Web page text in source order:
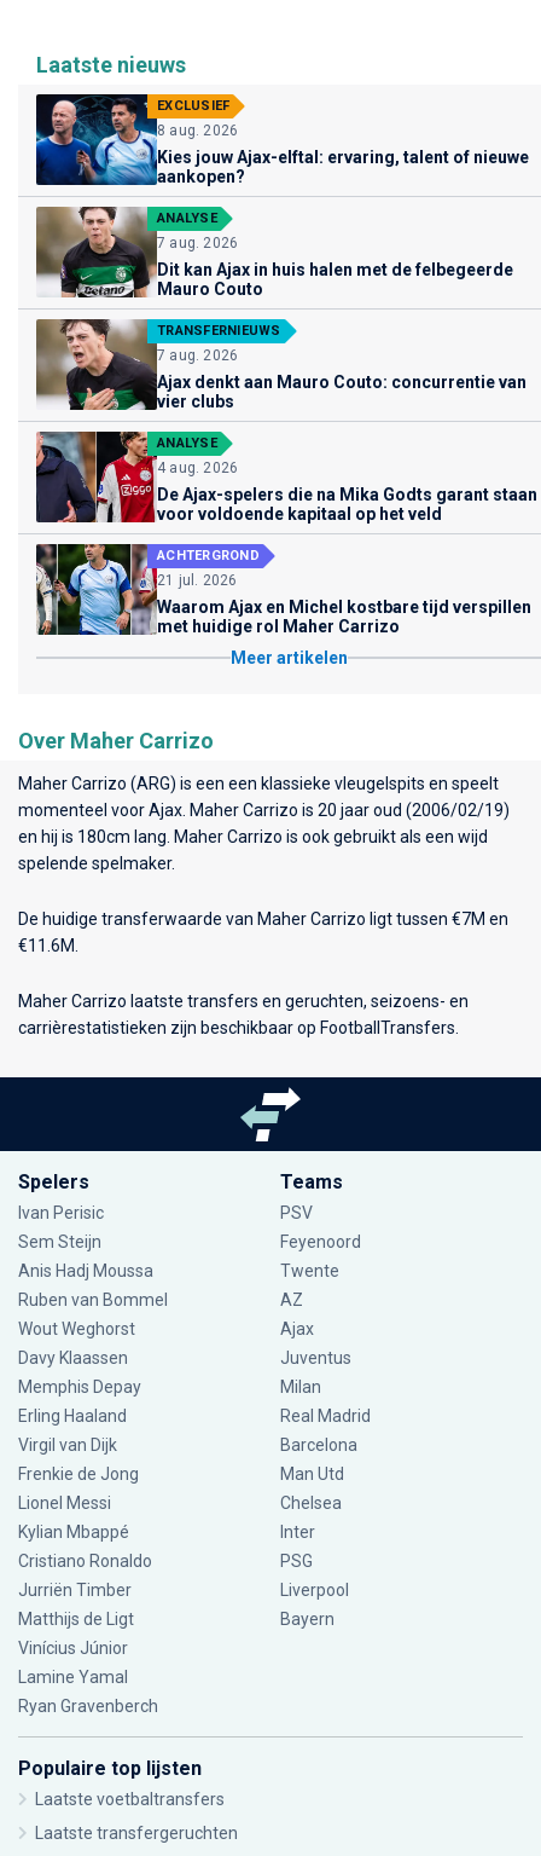
Laatste nieuws
EXCLUSIEF
8 aug. 2026
Kies jouw Ajax-elftal: ervaring, talent of nieuwe
aankopen?
ANALYSE
7 aug. 2026
Dit kan Ajax in huis halen met de felbegeerde
Mauro Couto
TRANSFERNIEUWS
7 aug. 2026
Ajax denkt aan Mauro Couto: concurrentie van
vier clubs
ANALYSE
4 aug. 2026
De Ajax-spelers die na Mika Godts garant staan
voor voldoende kapitaal op het veld
ACHTERGROND
21 jul. 2026
Waarom Ajax en Michel kostbare tijd verspillen
met huidige rol Maher Carrizo
Meer artikelen
Over Maher Carrizo
Maher Carrizo (ARG) is een een klassieke vleugelspits en speelt
momenteel voorAjax . Maher Carrizo is 20 jaar oud (2006/02/19)
en hij is 180cm lang. Maher Carrizo is ook gebruikt als een wijd
spelende spelmaker.
De huidige transferwaarde van Maher Carrizo ligt tussen €7M en
€11.6M.
Maher Carrizo laatste transfers en geruchten, seizoens- en
carrièrestatistieken zijn beschikbaar op FootballTransfers.
Spelers
Ivan Perisic
Sem Steijn
Anis Hadj Moussa
Ruben van Bommel
Wout Weghorst
Davy Klaassen
Memphis Depay
Erling Haaland
Virgil van Dijk
Frenkie de Jong
Lionel Messi
Kylian Mbappé
Cristiano Ronaldo
Jurriën Timber
Matthijs de Ligt
Vinícius Júnior
Lamine Yamal
Ryan Gravenberch
Teams
PSV
Feyenoord
Twente
AZ
Ajax
Juventus
Milan
Real Madrid
Barcelona
Man Utd
Chelsea
Inter
PSG
Liverpool
Bayern
Populaire top lijsten
Laatste voetbaltransfers
Laatste transfergeruchten